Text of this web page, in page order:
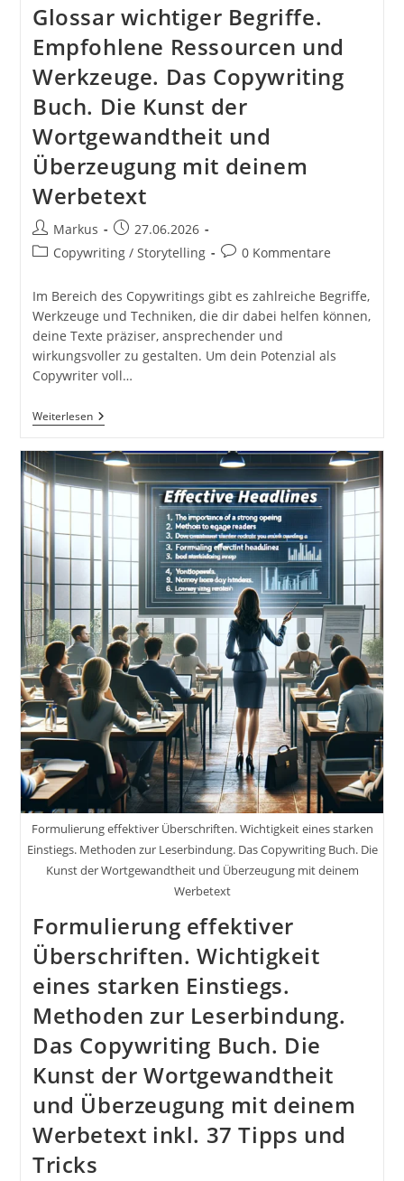
Glossar wichtiger Begriffe.
Empfohlene Ressourcen und
Werkzeuge. Das Copywriting
Buch. Die Kunst der
Wortgewandtheit und
Überzeugung mit deinem
Werbetext
Beitrags-
Autor:
Markus
Beitrag
veröffentlicht:
27.06.2026
Beitrags-
Copywriting / Storytelling
Beitrags-
0 Kommentare
Im Bereich des Copywritings gibt es zahlreiche Begriffe,
Werkzeuge und Techniken, die dir dabei helfen können,
deine Texte präziser, ansprechender und
wirkungsvoller zu gestalten. Um dein Potenzial als
Copywriter voll…
WeiterlesenGlossar
Wichtiger
Empfohlene
Ressourcen
Und
Werkzeuge.
Das
Die
Der
Wortgewandtheit
Und
Überzeugung
Mit
Deinem
Werbetext
Formulierung effektiver Überschriften. Wichtigkeit eines starken
Einstiegs. Methoden zur Leserbindung. Das Copywriting Buch. Die
Kunst der Wortgewandtheit und Überzeugung mit deinem
Werbetext
Formulierung effektiver
Überschriften. Wichtigkeit
eines starken Einstiegs.
Methoden zur Leserbindung.
Das Copywriting Buch. Die
Kunst der Wortgewandtheit
und Überzeugung mit deinem
Werbetext inkl. 37 Tipps und
Tricks